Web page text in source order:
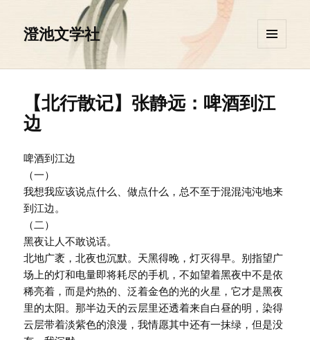
澄池文学社
挂件
【北行散记】张静远：啤酒到江
边
啤酒到江边
（一）
我想我应该说点什么、做点什么，总不至于混混沌沌地来
到江边。
（二）
黑夜让人不敢说话。
北地广袤，北夜也沉默。天黑得晚，灯灭得早。别指望广
场上的灯和电量即将耗尽的手机，不如望着黑夜中不是依
稀亮着，而是灼热的、泛着金色的光的火星，它才是黑夜
里的太阳。那半边天的云层里还透着来自白昼的明，染得
云层带着淡紫色的浪漫，我情愿其中还有一抹绿，但是没